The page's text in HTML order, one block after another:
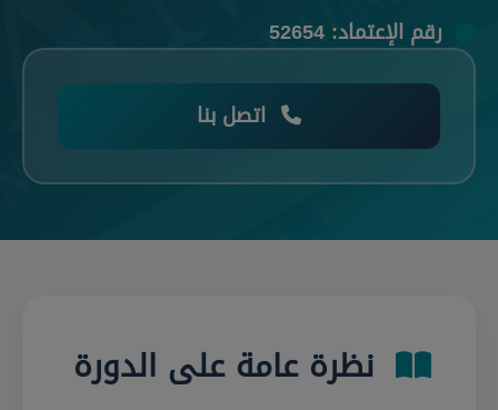
رقم الإعتماد: 52654
اتصل بنا
نظرة عامة على الدورة